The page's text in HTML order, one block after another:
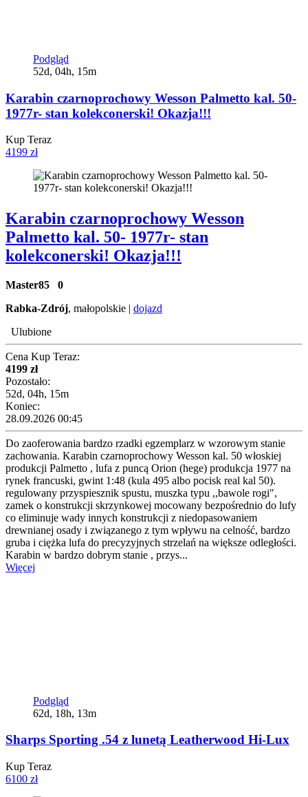
Podgląd
52d, 04h, 15m
Karabin czarnoprochowy Wesson Palmetto kal. 50-
1977r- stan kolekconerski! Okazja!!!
Kup Teraz
4199 zł
Karabin czarnoprochowy Wesson
Palmetto kal. 50- 1977r- stan
kolekconerski! Okazja!!!
Master85 0
Rabka-Zdrój, małopolskie | dojazd
Ulubione
Cena Kup Teraz:
4199 zł
Pozostało:
52d, 04h, 15m
Koniec:
28.09.2026 00:45
Do zaoferowania bardzo rzadki egzemplarz w wzorowym stanie
zachowania. Karabin czarnoprochowy Wesson kal. 50 włoskiej
produkcji Palmetto , lufa z puncą Orion (hege) produkcja 1977 na
rynek francuski, gwint 1:48 (kula 495 albo pocisk real kal 50).
regulowany przyspiesznik spustu, muszka typu ,,bawole rogi",
zamek o konstrukcji skrzynkowej mocowany bezpośrednio do lufy
co eliminuje wady innych konstrukcji z niedopasowaniem
drewnianej osady i związanego z tym wpływu na celność, bardzo
gruba i ciężka lufa do precyzyjnych strzelań na większe odległości.
Karabin w bardzo dobrym stanie , przys...
Więcej
Podgląd
62d, 18h, 13m
Sharps Sporting .54 z lunetą Leatherwood Hi-Lux
Kup Teraz
6100 zł